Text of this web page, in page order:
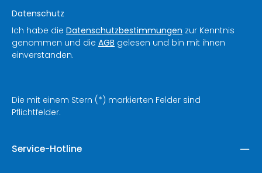
Datenschutz
Ich habe die Datenschutzbestimmungen zur Kenntnis
genommen und die AGB gelesen und bin mit ihnen
einverstanden.
Die mit einem Stern (*) markierten Felder sind
Pflichtfelder.
Service-Hotline